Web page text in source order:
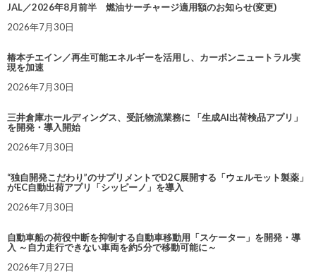
JAL／2026年8月前半 燃油サーチャージ適用額のお知らせ(変更)
2026年7月30日
椿本チエイン／再生可能エネルギーを活用し、カーボンニュートラル実
現を加速
2026年7月30日
三井倉庫ホールディングス、受託物流業務に 「生成AI出荷検品アプリ」
を開発・導入開始
2026年7月30日
“独自開発こだわり”のサプリメントでD2C展開する「ウェルモット製薬」
がEC自動出荷アプリ「シッピーノ」を導入
2026年7月30日
自動車船の荷役中断を抑制する自動車移動用「スケーター」を開発・導
入 ～自力走行できない車両を約5分で移動可能に～
2026年7月27日